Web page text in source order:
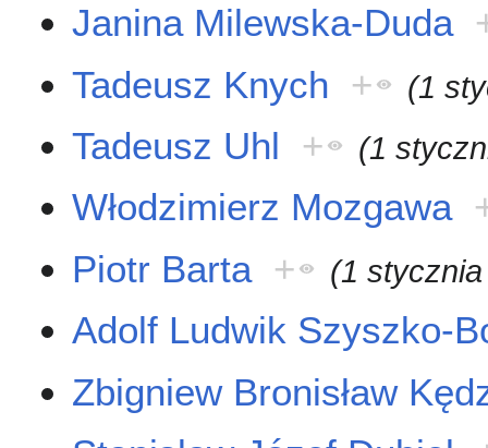
Janina Milewska-Duda
Tadeusz Knych + (1
Tadeusz Uhl + (1
Włodzimierz Mozgawa
Piotr Barta + (1
Adolf Ludwik Szyszko-
Zbigniew Bronisław